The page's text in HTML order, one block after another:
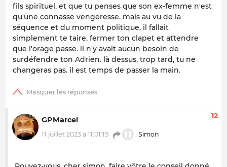
fils spirituel, et que tu penses que son ex-femme n'est
qu'une connasse vengeresse. mais au vu de la
séquence et du moment politique, il fallait
simplement te taire, fermer ton clapet et attendre
que l'orage passe. il n'y avait aucun besoin de
surdéfendre ton Adrien. là dessus, trop tard, tu ne
changeras pas. il est temps de passer la main.
GPMarcel
11 juillet 2023 à 11:01:19 Simon
12